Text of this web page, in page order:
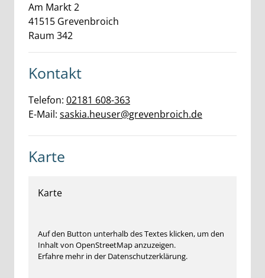
Am Markt2
41515 Grevenbroich
Raum 342
Kontakt
Telefon: 02181 608-363
E-Mail: saskia.heuser@grevenbroich.de
Karte
Karte
Auf den Button unterhalb des Textes klicken, um den
Inhalt von OpenStreetMap anzuzeigen.
Erfahre mehr in der Datenschutzerklärung.